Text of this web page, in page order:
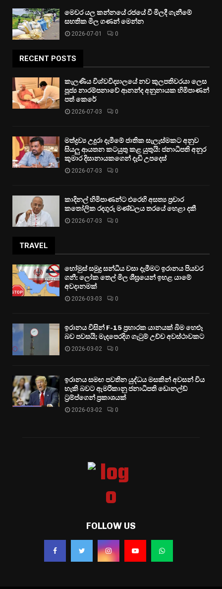
මෙවර යල කන්නයේ රජයේ වී මිලදී ගැනීමේ
සහතික මිල ගණන් මෙන්න
2026-07-01 0
RECENT POSTS
කැලණිය විශ්වවිද්‍යාලයේ නව කුලපතිවරයා ලෙස
පූජ්‍ය නාරම්පනාවේ ආනන්ද අනුනායක හිමිපාණන්
පත් කෙරේ
2026-07-03 0
මත්ද්‍රව්‍ය උදුරා දැමීමේ ජාතික සැලැස්මකට අනුව
සියලු ආයතන කටයුතු කළ යුතුයි: ජනාධිපති අනුර
කුමාර දිසානායකගෙන් දැඩි උපදෙස්
2026-07-03 0
කාදිනල් හිමිපාණන්ට එරෙහි අසත්‍ය ප්‍රචාර
කතෝලික රදගුරු මණ්ඩලය තරයේ හෙළා දකී
2026-07-03 0
TRAVEL
හෝමුස් සමුද්‍ර සන්ධිය වසා දැමීමට ඉරානය පියවර
ගනී: ලෝක තෙල් මිල ශීඝ්‍රයෙන් ඉහළ යාමේ
අවදානමක්
2026-03-03 0
ඉරානය විසින් F-15 ප්‍රහාරක යානයක් බිම හෙළූ
බව පවසයි; මැදපෙරදිග ගැටුම් උච්ච අවස්ථාවකට
2026-03-02 0
ඉරානය සමඟ පවතින යුද්ධය මසකින් අවසන් විය
හැකි බවට ඇමරිකානු ජනාධිපති ඩොනල්ඩ්
ට්‍රම්ප්ගෙන් ප්‍රකාශයක්
2026-03-02 0
FOLLOW US